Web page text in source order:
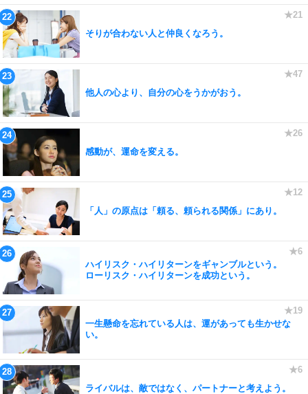
そりが合わない人と仲良くなろう。
他人の心より、自分の心をうかがおう。
感動が、運命を変える。
「人」の原点は「頼る、頼られる関係」にあり。
ハイリスク・ハイリターンをギャンブルという。
ローリスク・ハイリターンを成功という。
一生懸命を忘れている人は、運があっても生かせな
い。
ライバルは、敵ではなく、パートナーと考えよう。